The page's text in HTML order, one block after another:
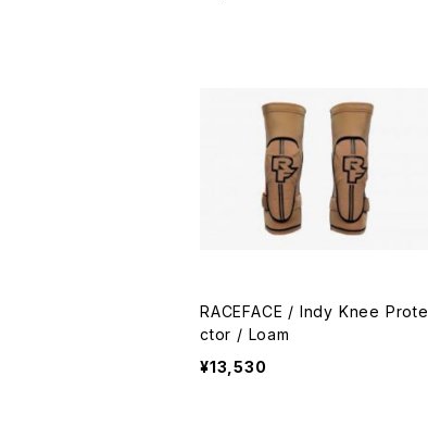
RACEFACE / Indy Knee Prote
ctor / Loam
¥13,530